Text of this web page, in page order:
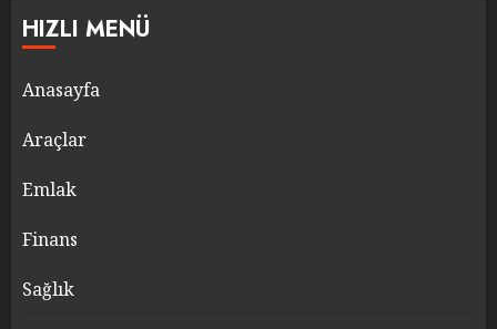
HIZLI MENÜ
Anasayfa
Araçlar
Emlak
Finans
Sağlık